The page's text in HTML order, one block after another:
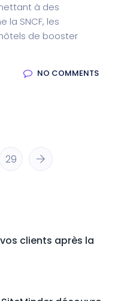
à des
la SNCF, les
de booster
NO COMMENTS
29
clients après la